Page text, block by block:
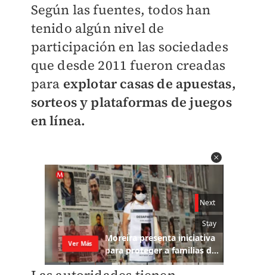
Según las fuentes, todos han
tenido algún nivel de
participación en las sociedades
que desde 2011 fueron creadas
para explotar casas de apuestas,
sorteos y plataformas de juegos
en línea.